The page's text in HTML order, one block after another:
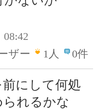
08:42
ザー
1人 0件
にして何処
られるかな